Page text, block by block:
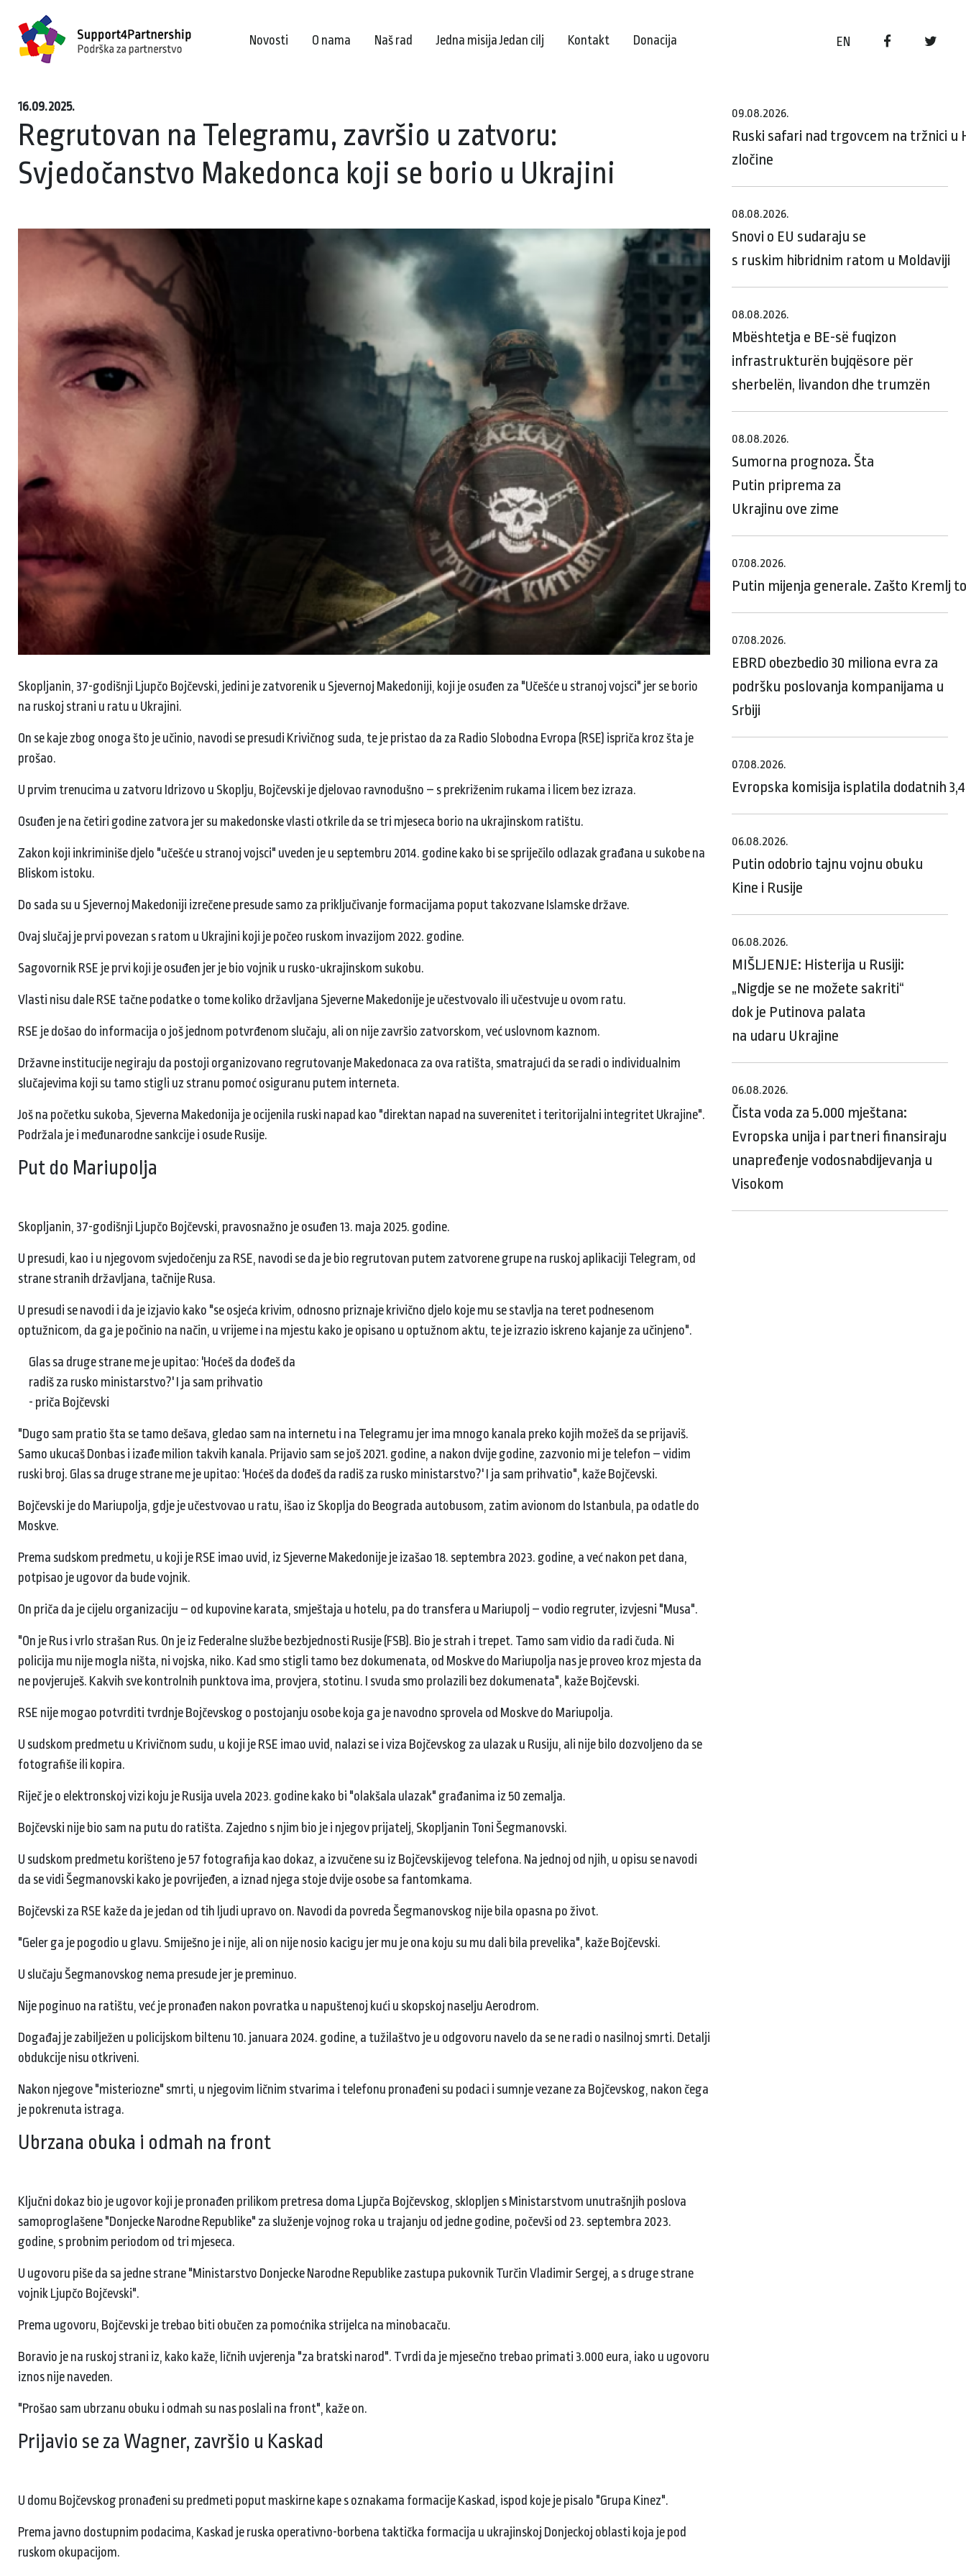
EN
Novosti O nama Naš rad Jedna misija Jedan cilj Kontakt Donacija
16.09.2025.
Regrutovan na Telegramu, završio u zatvoru:
Svjedočanstvo Makedonca koji se borio u Ukrajini
Skopljanin, 37-godišnji Ljupčo Bojčevski, jedini je zatvorenik u Sjevernoj Makedoniji, koji je osuđen za "Učešće u stranoj vojsci" jer se borio
na ruskoj strani u ratu u Ukrajini.
On se kaje zbog onoga što je učinio, navodi se presudi Krivičnog suda, te je pristao da za Radio Slobodna Evropa (RSE) ispriča kroz šta je
prošao.
U prvim trenucima u zatvoru Idrizovo u Skoplju, Bojčevski je djelovao ravnodušno – s prekriženim rukama i licem bez izraza.
Osuđen je na četiri godine zatvora jer su makedonske vlasti otkrile da se tri mjeseca borio na ukrajinskom ratištu.
Zakon koji inkriminiše djelo "učešće u stranoj vojsci" uveden je u septembru 2014. godine kako bi se spriječilo odlazak građana u sukobe na
Bliskom istoku.
Do sada su u Sjevernoj Makedoniji izrečene presude samo za priključivanje formacijama poput takozvane Islamske države.
Ovaj slučaj je prvi povezan s ratom u Ukrajini koji je počeo ruskom invazijom 2022. godine.
Sagovornik RSE je prvi koji je osuđen jer je bio vojnik u rusko-ukrajinskom sukobu.
Vlasti nisu dale RSE tačne podatke o tome koliko državljana Sjeverne Makedonije je učestvovalo ili učestvuje u ovom ratu.
RSE je došao do informacija o još jednom potvrđenom slučaju, ali on nije završio zatvorskom, već uslovnom kaznom.
Državne institucije negiraju da postoji organizovano regrutovanje Makedonaca za ova ratišta, smatrajući da se radi o individualnim
slučajevima koji su tamo stigli uz stranu pomoć osiguranu putem interneta.
Još na početku sukoba, Sjeverna Makedonija je ocijenila ruski napad kao "direktan napad na suverenitet i teritorijalni integritet Ukrajine".
Podržala je i međunarodne sankcije i osude Rusije.
Put do Mariupolja
Skopljanin, 37-godišnji Ljupčo Bojčevski, pravosnažno je osuđen 13. maja 2025. godine.
U presudi, kao i u njegovom svjedočenju za RSE, navodi se da je bio regrutovan putem zatvorene grupe na ruskoj aplikaciji Telegram, od
strane stranih državljana, tačnije Rusa.
U presudi se navodi i da je izjavio kako "se osjeća krivim, odnosno priznaje krivično djelo koje mu se stavlja na teret podnesenom
optužnicom, da ga je počinio na način, u vrijeme i na mjestu kako je opisano u optužnom aktu, te je izrazio iskreno kajanje za učinjeno".
Glas sa druge strane me je upitao: 'Hoćeš da dođeš da
radiš za rusko ministarstvo?' I ja sam prihvatio
- priča Bojčevski
"Dugo sam pratio šta se tamo dešava, gledao sam na internetu i na Telegramu jer ima mnogo kanala preko kojih možeš da se prijaviš.
Samo ukucaš Donbas i izađe milion takvih kanala. Prijavio sam se još 2021. godine, a nakon dvije godine, zazvonio mi je telefon – vidim
ruski broj. Glas sa druge strane me je upitao: 'Hoćeš da dođeš da radiš za rusko ministarstvo?' I ja sam prihvatio", kaže Bojčevski.
Bojčevski je do Mariupolja, gdje je učestvovao u ratu, išao iz Skoplja do Beograda autobusom, zatim avionom do Istanbula, pa odatle do
Moskve.
Prema sudskom predmetu, u koji je RSE imao uvid, iz Sjeverne Makedonije je izašao 18. septembra 2023. godine, a već nakon pet dana,
potpisao je ugovor da bude vojnik.
On priča da je cijelu organizaciju – od kupovine karata, smještaja u hotelu, pa do transfera u Mariupolj – vodio regruter, izvjesni "Musa".
"On je Rus i vrlo strašan Rus. On je iz Federalne službe bezbjednosti Rusije (FSB). Bio je strah i trepet. Tamo sam vidio da radi čuda. Ni
policija mu nije mogla ništa, ni vojska, niko. Kad smo stigli tamo bez dokumenata, od Moskve do Mariupolja nas je proveo kroz mjesta da
ne povjeruješ. Kakvih sve kontrolnih punktova ima, provjera, stotinu. I svuda smo prolazili bez dokumenata", kaže Bojčevski.
RSE nije mogao potvrditi tvrdnje Bojčevskog o postojanju osobe koja ga je navodno sprovela od Moskve do Mariupolja.
U sudskom predmetu u Krivičnom sudu, u koji je RSE imao uvid, nalazi se i viza Bojčevskog za ulazak u Rusiju, ali nije bilo dozvoljeno da se
fotografiše ili kopira.
Riječ je o elektronskoj vizi koju je Rusija uvela 2023. godine kako bi "olakšala ulazak" građanima iz 50 zemalja.
Bojčevski nije bio sam na putu do ratišta. Zajedno s njim bio je i njegov prijatelj, Skopljanin Toni Šegmanovski.
U sudskom predmetu korišteno je 57 fotografija kao dokaz, a izvučene su iz Bojčevskijevog telefona. Na jednoj od njih, u opisu se navodi
da se vidi Šegmanovski kako je povrijeđen, a iznad njega stoje dvije osobe sa fantomkama.
Bojčevski za RSE kaže da je jedan od tih ljudi upravo on. Navodi da povreda Šegmanovskog nije bila opasna po život.
"Geler ga je pogodio u glavu. Smiješno je i nije, ali on nije nosio kacigu jer mu je ona koju su mu dali bila prevelika", kaže Bojčevski.
U slučaju Šegmanovskog nema presude jer je preminuo.
Nije poginuo na ratištu, već je pronađen nakon povratka u napuštenoj kući u skopskoj naselju Aerodrom.
Događaj je zabilježen u policijskom biltenu 10. januara 2024. godine, a tužilaštvo je u odgovoru navelo da se ne radi o nasilnoj smrti. Detalji
obdukcije nisu otkriveni.
Nakon njegove "misteriozne" smrti, u njegovim ličnim stvarima i telefonu pronađeni su podaci i sumnje vezane za Bojčevskog, nakon čega
je pokrenuta istraga.
Ubrzana obuka i odmah na front
Ključni dokaz bio je ugovor koji je pronađen prilikom pretresa doma Ljupča Bojčevskog, sklopljen s Ministarstvom unutrašnjih poslova
samoproglašene "Donjecke Narodne Republike" za služenje vojnog roka u trajanju od jedne godine, počevši od 23. septembra 2023.
godine, s probnim periodom od tri mjeseca.
U ugovoru piše da sa jedne strane "Ministarstvo Donjecke Narodne Republike zastupa pukovnik Turčin Vladimir Sergej, a s druge strane
vojnik Ljupčo Bojčevski".
Prema ugovoru, Bojčevski je trebao biti obučen za pomoćnika strijelca na minobacaču.
Boravio je na ruskoj strani iz, kako kaže, ličnih uvjerenja "za bratski narod". Tvrdi da je mjesečno trebao primati 3.000 eura, iako u ugovoru
iznos nije naveden.
"Prošao sam ubrzanu obuku i odmah su nas poslali na front", kaže on.
Prijavio se za Wagner, završio u Kaskad
U domu Bojčevskog pronađeni su predmeti poput maskirne kape s oznakama formacije Kaskad, ispod koje je pisalo "Grupa Kinez".
Prema javno dostupnim podacima, Kaskad je ruska operativno-borbena taktička formacija u ukrajinskoj Donjeckoj oblasti koja je pod
ruskom okupacijom.
09.08.2026.
Ruski safari nad trgovcem na tržnici
zločine
08.08.2026.
Snovi o EU sudaraju se
s ruskim hibridnim ratom u Moldaviji
08.08.2026.
Mbështetja e BE-së fuqizon
infrastrukturën bujqësore për
sherbelën, livandon dhe trumzën
08.08.2026.
Sumorna prognoza. Šta
Putin priprema za
Ukrajinu ove zime
07.08.2026.
Putin mijenja generale. Zašto Kremlj
07.08.2026.
EBRD obezbedio 30 miliona evra za
podršku poslovanja kompanijama u
Srbiji
07.08.2026.
Evropska komisija isplatila dodatnih
06.08.2026.
Putin odobrio tajnu vojnu obuku
Kine i Rusije
06.08.2026.
MIŠLJENJE: Histerija u Rusiji:
„Nigdje se ne možete sakriti“
dok je Putinova palata
na udaru Ukrajine
06.08.2026.
Čista voda za 5.000 mještana:
Evropska unija i partneri finansiraju
unapređenje vodosnabdijevanja u
Visokom